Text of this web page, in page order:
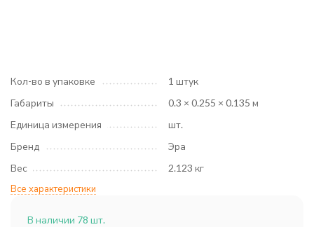
Кол-во в упаковке
1 штук
Габариты
0.3 × 0.255 × 0.135 м
Единица измерения
шт.
Бренд
Эра
Вес
2.123 кг
Все характеристики
В наличии 78 шт.